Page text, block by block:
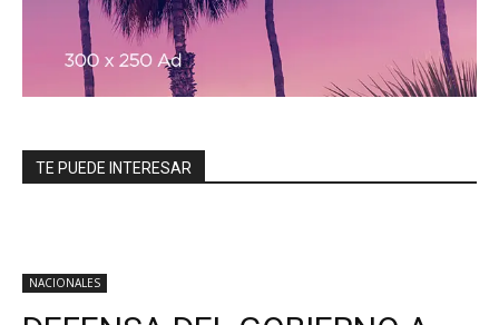
TE PUEDE INTERESAR